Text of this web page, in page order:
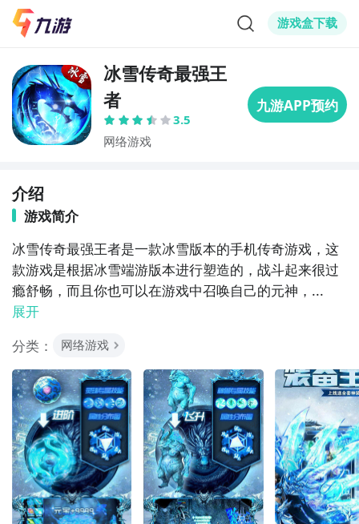
游戏盒下载
冰雪传奇最强王
者
3.5
网络游戏
介绍
游戏简介
冰雪传奇最强王者是一款冰雪版本的手机传奇游戏，这
款游戏是根据冰雪端游版本进行塑造的，战斗起来很过
瘾舒畅，而且你也可以在游戏中召唤自己的元神，...
展开
分类：
网络游戏